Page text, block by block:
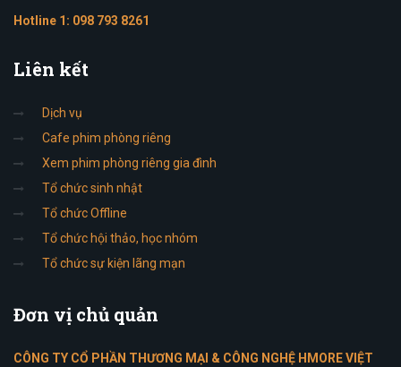
Hotline 1: 098 793 8261
Liên kết
Dịch vụ
Cafe phim phòng riêng
Xem phim phòng riêng gia đình
Tổ chức sinh nhật
Tổ chức Offline
Tổ chức hội thảo, học nhóm
Tổ chức sự kiện lãng mạn
Đơn vị chủ quản
CÔNG TY CỔ PHẦN THƯƠNG MẠI & CÔNG NGHỆ HMORE VIỆT